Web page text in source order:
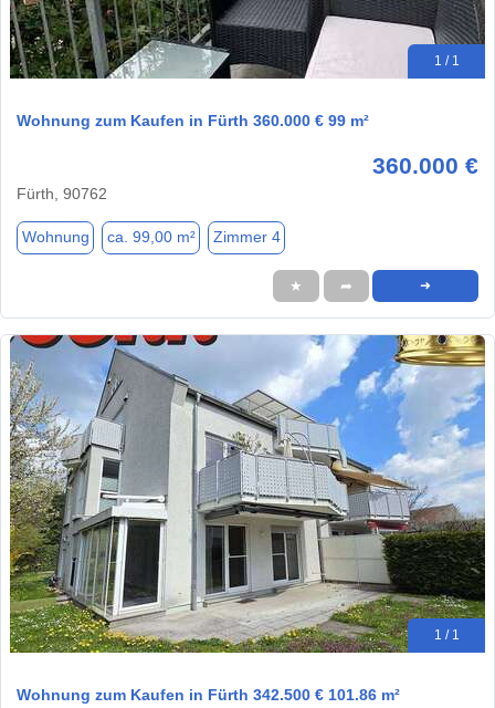
1 / 1
Wohnung zum Kaufen in Fürth 360.000 € 99 m²
360.000 €
Fürth, 90762
Wohnung ca. 99,00 m² Zimmer 4
★ ➦ ➜
1 / 1
Wohnung zum Kaufen in Fürth 342.500 € 101.86 m²